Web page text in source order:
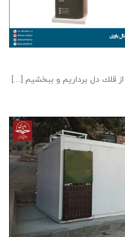
قلك دل برداريم و ببخشيم [...]